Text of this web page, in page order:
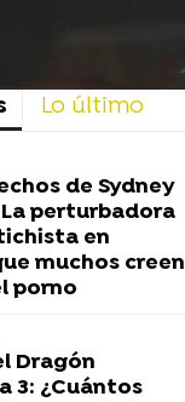
Lo último
de Sydney
La perturbadora
en
muchos creen
porno
Dragón
3: ¿Cuántos